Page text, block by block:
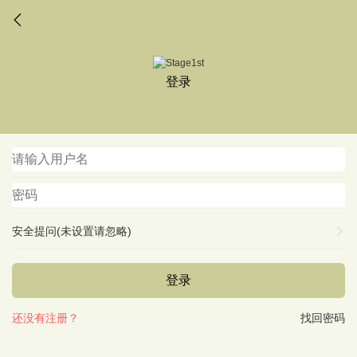
登录
安全提问(未设置请忽略)
登录
找回密码
还没有注册？